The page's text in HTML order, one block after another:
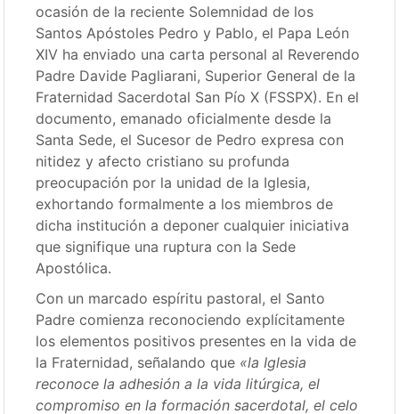
ocasión de la reciente Solemnidad de los
Santos Apóstoles Pedro y Pablo, el Papa León
XIV ha enviado una carta personal al Reverendo
Padre Davide Pagliarani, Superior General de la
Fraternidad Sacerdotal San Pío X (FSSPX). En el
documento, emanado oficialmente desde la
Santa Sede, el Sucesor de Pedro expresa con
nitidez y afecto cristiano su profunda
preocupación por la unidad de la Iglesia,
exhortando formalmente a los miembros de
dicha institución a deponer cualquier iniciativa
que signifique una ruptura con la Sede
Apostólica.
Con un marcado espíritu pastoral, el Santo
Padre comienza reconociendo explícitamente
los elementos positivos presentes en la vida de
la Fraternidad, señalando que «la Iglesia
reconoce la adhesión a la vida litúrgica, el
compromiso en la formación sacerdotal, el celo